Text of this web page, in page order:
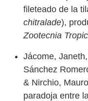
fileteado de la
chitralade),
Zootecnia
Jácome,
Sánchez
& Nirchio,
paradoja entre